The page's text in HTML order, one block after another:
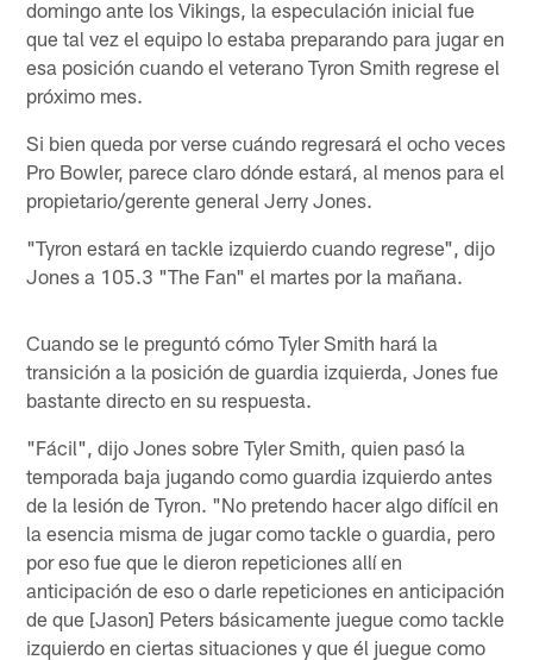
domingo ante los Vikings, la especulación inicial fue
que tal vez el equipo lo estaba preparando para jugar en
esa posición cuando el veterano Tyron Smith regrese el
próximo mes.
Si bien queda por verse cuándo regresará el ocho veces
Pro Bowler, parece claro dónde estará, al menos para el
propietario/gerente general Jerry Jones.
"Tyron estará en tackle izquierdo cuando regrese", dijo
Jones a 105.3 "The Fan" el martes por la mañana.
Cuando se le preguntó cómo Tyler Smith hará la
transición a la posición de guardia izquierda, Jones fue
bastante directo en su respuesta.
"Fácil", dijo Jones sobre Tyler Smith, quien pasó la
temporada baja jugando como guardia izquierdo antes
de la lesión de Tyron. "No pretendo hacer algo difícil en
la esencia misma de jugar como tackle o guardia, pero
por eso fue que le dieron repeticiones allí en
anticipación de eso o darle repeticiones en anticipación
de que [Jason] Peters básicamente juegue como tackle
izquierdo en ciertas situaciones y que él juegue como